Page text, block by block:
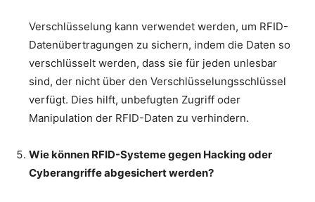
Verschlüsselung kann verwendet werden, um RFID-
Datenübertragungen zu sichern, indem die Daten so
verschlüsselt werden, dass sie für jeden unlesbar
sind, der nicht über den Verschlüsselungsschlüssel
verfügt. Dies hilft, unbefugten Zugriff oder
Manipulation der RFID-Daten zu verhindern.
Wie können RFID-Systeme gegen Hacking oder
Cyberangriffe abgesichert werden?